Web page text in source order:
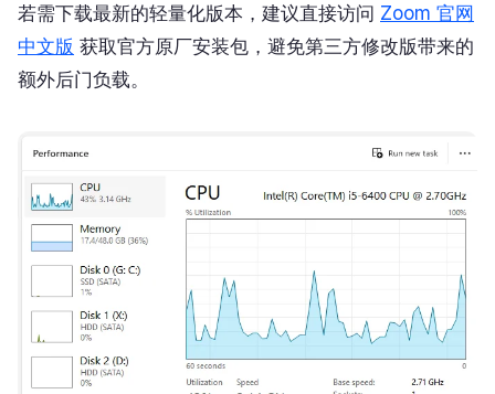
若需下载最新的轻量化版本，建议直接访问 Zoom 官网
中文版 获取官方原厂安装包，避免第三方修改版带来的
额外后门负载。